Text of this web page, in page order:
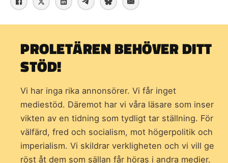
PROLETÄREN BEHÖVER DITT
STÖD!
Vi har inga rika annonsörer. Vi får inget
mediestöd. Däremot har vi våra läsare som inser
vikten av en tidning som tydligt tar ställning. För
välfärd, fred och socialism, mot högerpolitik och
imperialism. Vi skildrar verkligheten och vi vill ge
röst åt dem som sällan får höras i andra medier.